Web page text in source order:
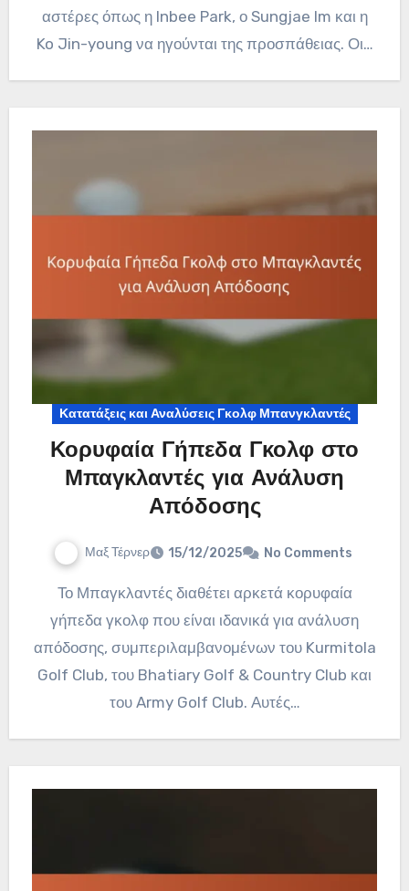
αστέρες όπως η Inbee Park, ο Sungjae Im και η
Ko Jin-young να ηγούνται της προσπάθειας. Οι…
Κατατάξεις και Αναλύσεις Γκολφ Μπανγκλαντές
Κορυφαία Γήπεδα Γκολφ στο
Μπαγκλαντές για Ανάλυση
Απόδοσης
Μαξ Τέρνερ 15/12/2025 No Comments
Το Μπαγκλαντές διαθέτει αρκετά κορυφαία
γήπεδα γκολφ που είναι ιδανικά για ανάλυση
απόδοσης, συμπεριλαμβανομένων του Kurmitola
Golf Club, του Bhatiary Golf & Country Club και
του Army Golf Club. Αυτές…